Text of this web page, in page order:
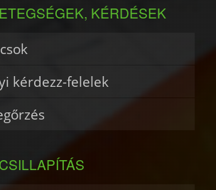
KÉRDÉSEK
kérdezz-felelek